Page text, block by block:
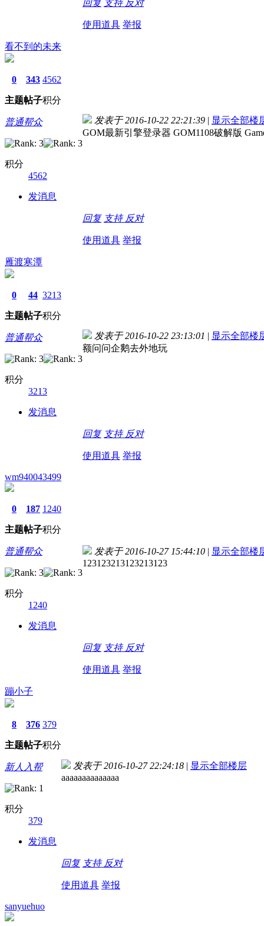
回复 支持 反对
使用道具 举报
看不到的未来
0
主题
343
帖子
4562
积分
普通帮众
积分
4562
发消息
发表于 2016-10-22 22:21:39 | 显示全部楼
GOM最新引擎登录器 GOM1108破解版
回复 支持 反对
使用道具 举报
雁渡寒潭
0
主题
44
帖子
3213
积分
普通帮众
积分
3213
发消息
发表于 2016-10-22 23:13:01 | 显示全部楼
额问问企鹅去外地玩
回复 支持 反对
使用道具 举报
wm940043499
0
主题
187
帖子
1240
积分
普通帮众
积分
1240
发消息
发表于 2016-10-27 15:44:10 | 显示全部楼
123123213123213123
回复 支持 反对
使用道具 举报
蹦小子
8
主题
376
帖子
379
积分
新人入帮
积分
379
发消息
发表于 2016-10-27 22:24:18 | 显示全部楼层
aaaaaaaaaaaaaa
回复 支持 反对
使用道具 举报
sanyuehuo